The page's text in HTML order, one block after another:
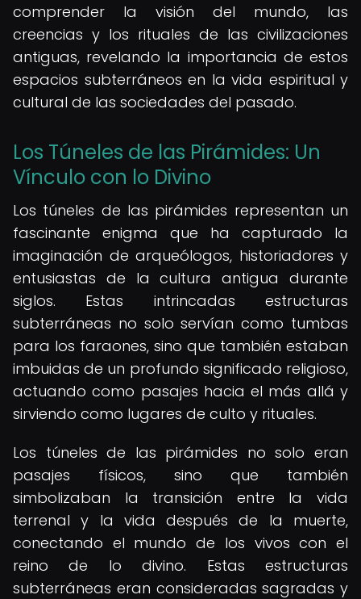
comprender la visión del mundo, las
creencias y los rituales de las civilizaciones
antiguas, revelando la importancia de estos
espacios subterráneos en la vida espiritual y
cultural de las sociedades del pasado.
Los Túneles de las Pirámides: Un
Vínculo con lo Divino
Los túneles de las pirámides representan un
fascinante enigma que ha capturado la
imaginación de arqueólogos, historiadores y
entusiastas de la cultura antigua durante
siglos. Estas intrincadas estructuras
subterráneas no solo servían como tumbas
para los faraones, sino que también estaban
imbuidas de un profundo significado religioso,
actuando como pasajes hacia el más allá y
sirviendo como lugares de culto y rituales.
Los túneles de las pirámides no solo eran
pasajes físicos, sino que también
simbolizaban la transición entre la vida
terrenal y la vida después de la muerte,
conectando el mundo de los vivos con el
reino de lo divino. Estas estructuras
subterráneas eran consideradas sagradas y